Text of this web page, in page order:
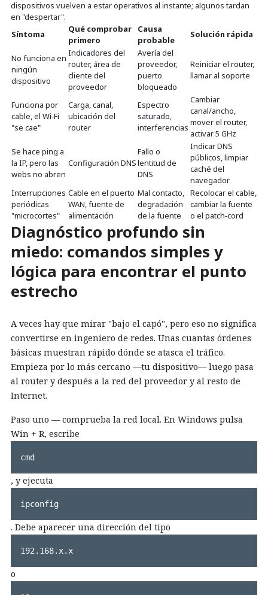
dispositivos vuelven a estar operativos al instante; algunos tardan
en "despertar".
Síntoma
Qué comprobar
primero
Causa
probable
Solución rápida
No funciona en
ningún
dispositivo
Indicadores del
router, área de
cliente del
proveedor
Avería del
proveedor,
puerto
bloqueado
Reiniciar el router,
llamar al soporte
Funciona por
cable, el Wi‑Fi
"se cae"
Carga, canal,
ubicación del
router
Espectro
saturado,
interferencias
Cambiar
canal/ancho,
mover el router,
activar 5 GHz
Se hace ping a
la IP, pero las
webs no abren
Configuración DNS
Fallo o
lentitud de
DNS
Indicar DNS
públicos, limpiar
caché del
navegador
Interrupciones
periódicas
"microcortes"
Cable en el puerto
WAN, fuente de
alimentación
Mal contacto,
degradación
de la fuente
Recolocar el cable,
cambiar la fuente
o el patch‑cord
Diagnóstico profundo sin
miedo: comandos simples y
lógica para encontrar el punto
estrecho
A veces hay que mirar "bajo el capó", pero eso no significa
convertirse en ingeniero de redes. Unas cuantas órdenes
básicas muestran rápido dónde se atasca el tráfico.
Empieza por lo más cercano —tu dispositivo— luego pasa
al router y después a la red del proveedor y al resto de
Internet.
Paso uno — comprueba la red local. En Windows pulsa
Win + R, escribe
cmd
, y ejecuta
ipconfig
. Debe aparecer una dirección del tipo
192.168.x.x
o